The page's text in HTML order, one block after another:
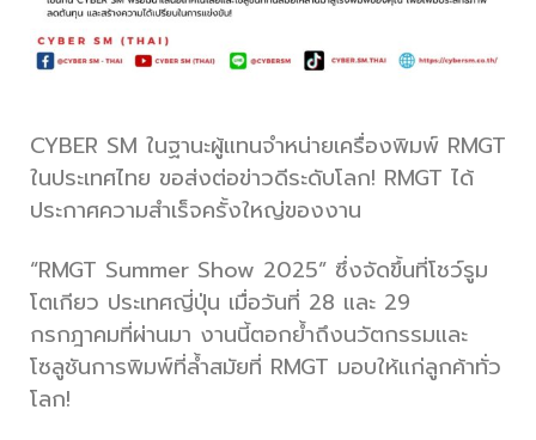
CYBER SM ในฐานะผู้แทนจำหน่ายเครื่องพิมพ์ RMGT
ในประเทศไทย ขอส่งต่อข่าวดีระดับโลก! RMGT ได้
ประกาศความสำเร็จครั้งใหญ่ของงาน
“RMGT Summer Show 2025” ซึ่งจัดขึ้นที่โชว์รูม
โตเกียว ประเทศญี่ปุ่น เมื่อวันที่ 28 และ 29
กรกฎาคมที่ผ่านมา งานนี้ตอกย้ำถึงนวัตกรรมและ
โซลูชันการพิมพ์ที่ล้ำสมัยที่ RMGT มอบให้แก่ลูกค้าทั่ว
โลก!